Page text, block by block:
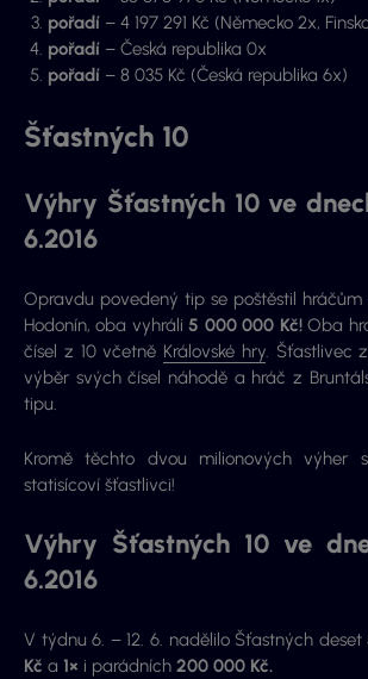
pořadí – 4 197 291 Kč (Německo 2x,
pořadí – Česká republika 0x
pořadí – 8 035 Kč (Česká republika 6x)
Šťastných 10
Výhry Šťastných 10 ve
6.2016
Opravdu povedený tip se poštěstil hráčům
Hodonín, oba vyhráli 5 000 000 Kč! Oba
čísel z 10 včetně Královské hry. Šťastlivec
výběr svých čísel náhodě a hráč z
tipu.
Kromě těchto dvou milionových
statisícoví šťastlivci!
Výhry Šťastných 10 ve
6.2016
V týdnu 6. – 12. 6. nadělilo Šťastných deset
Kč a 1× i parádních 200 000 Kč.